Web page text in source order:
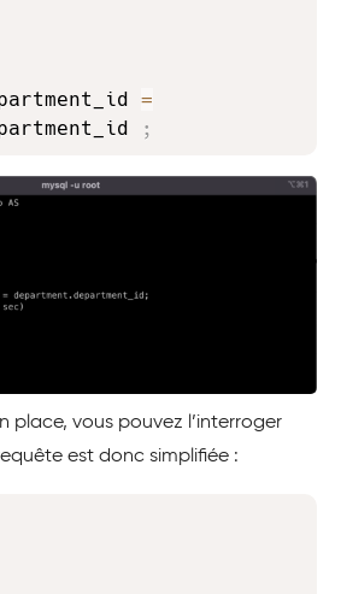
=
;
place, vous pouvez l’interroger
est donc simplifiée :